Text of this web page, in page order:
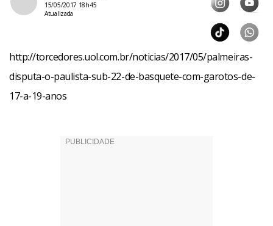
15/05/2017 18h45
Atualizada
http://torcedores.uol.com.br/noticias/2017/05/palmeiras-
disputa-o-paulista-sub-22-de-basquete-com-garotos-de-
17-a-19-anos